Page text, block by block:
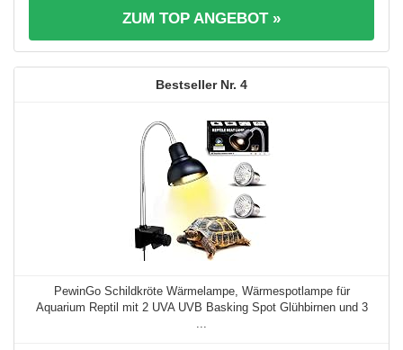
ZUM TOP ANGEBOT »
4
PewinGo Schildkröte Wärmelampe, Wärmespotlampe für
Aquarium Reptil mit 2 UVA UVB Basking Spot Glühbirnen und 3